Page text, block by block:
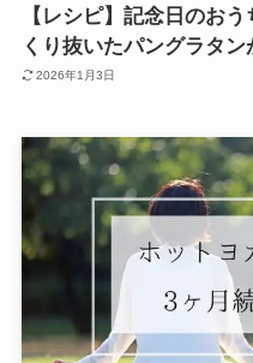
【レシピ】記念日のお
くり抜いたパングラタ
2026年1月3日